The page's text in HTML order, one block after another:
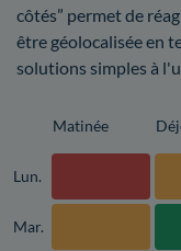
côtés” permet de
être géolocalisée en
solutions simples à
Matinée
Lun.
Mar.